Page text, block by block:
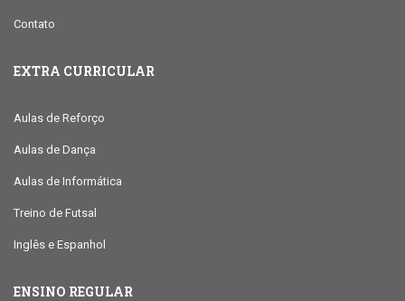
Contato
EXTRA CURRICULAR
Aulas de Reforço
Aulas de Dança
Aulas de Informática
Treino de Futsal
Inglês e Espanhol
ENSINO REGULAR